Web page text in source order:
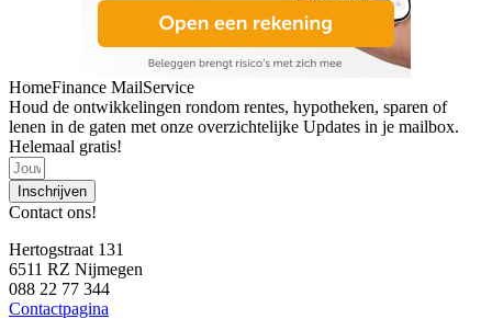
HomeFinance MailService
Houd de ontwikkelingen rondom rentes, hypotheken, sparen of
lenen in de gaten met onze overzichtelijke Updates in je mailbox.
Helemaal gratis!
Inschrijven
Contact ons!
Hertogstraat 131
6511 RZ Nijmegen
088 22 77 344
Contactpagina